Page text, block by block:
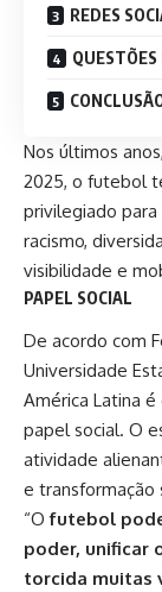
REDES
QUESTÕES
Nos últimos
2025, o futebol
privilegiado
racismo,
visibilidade e
PAPEL SOCIAL
De acordo com
Universidade
América Latina
papel social. O
atividade
e transformação
“O futebol
poder, unificar
torcida muitas